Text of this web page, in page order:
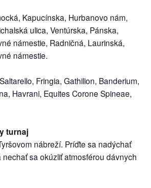
Kapucínska, Hurbanovo nám,
ulica, Ventúrska, Pánska,
námestie, Radničná, Laurinská,
námestie.
Fringia, Gathilion, Banderium,
Havrani, Equites Corone Spineae,
turnaj
nábreží. Príďte sa nadýchať
sa okúzliť atmosférou dávnych